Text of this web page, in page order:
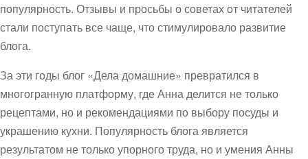
популярность. Отзывы и просьбы о советах от читателей
стали поступать все чаще, что стимулировало развитие
блога.
За эти годы блог «Дела домашние» превратился в
многогранную платформу, где Анна делится не только
рецептами, но и рекомендациями по выбору посуды и
украшению кухни. Популярность блога является
результатом не только упорного труда, но и умения Анны